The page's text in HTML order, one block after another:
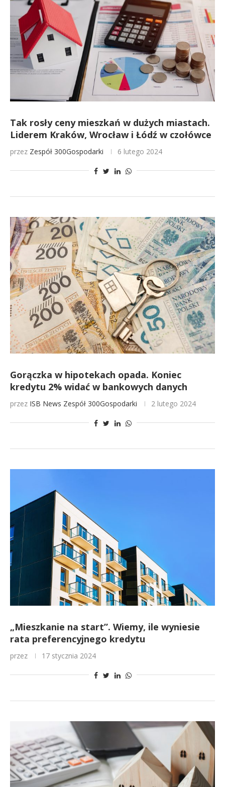
Tak rosły ceny mieszkań w dużych miastach.
Liderem Kraków, Wrocław i Łódź w czołówce
przez Zespół 300Gospodarki 6 lutego 2024
Gorączka w hipotekach opada. Koniec
kredytu 2% widać w bankowych danych
przez ISB News Zespół 300Gospodarki 2 lutego 2024
„Mieszkanie na start”. Wiemy, ile wyniesie
rata preferencyjnego kredytu
przez 17 stycznia 2024